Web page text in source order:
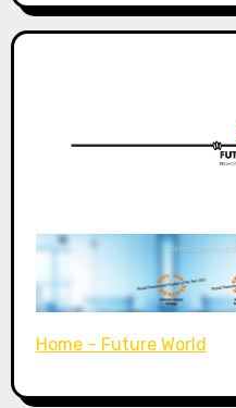
Home – Future World